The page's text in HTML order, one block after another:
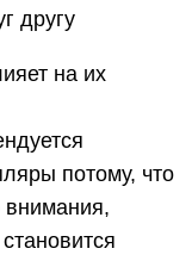
другу
на их
потому, что
внимания,